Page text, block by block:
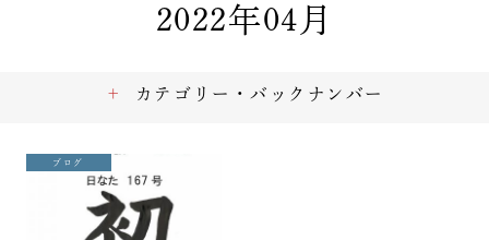
2022年04月
ブログ
カテゴリー・バックナンバー